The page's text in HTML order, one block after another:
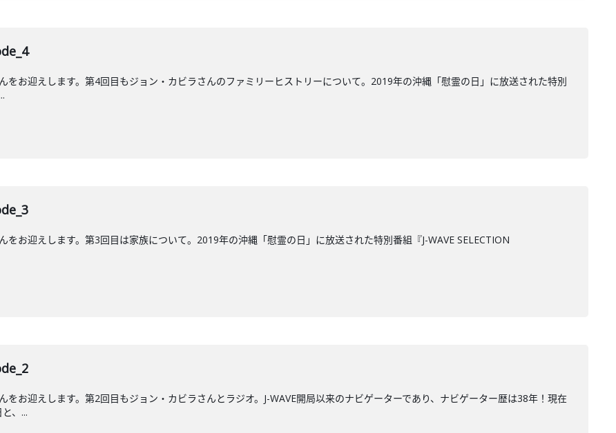
をお迎えします。第4回目もジョン・カビラさんのファミリーヒストリーについて。2019年の沖縄「慰霊の日」に放送された特別
をお迎えします。第3回目は家族について。2019年の沖縄「慰霊の日」に放送された特別番組『J-WAVE SELECTION
をお迎えします。第2回目もジョン・カビラさんとラジオ。J-WAVE開局以来のナビゲーターであり、ナビゲーター歴は38年！現在
、...